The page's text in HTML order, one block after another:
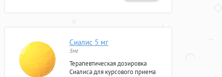
Сиалис 5 мг
5мг
Терапевтическая дозировка
Сиалиса для курсового приема